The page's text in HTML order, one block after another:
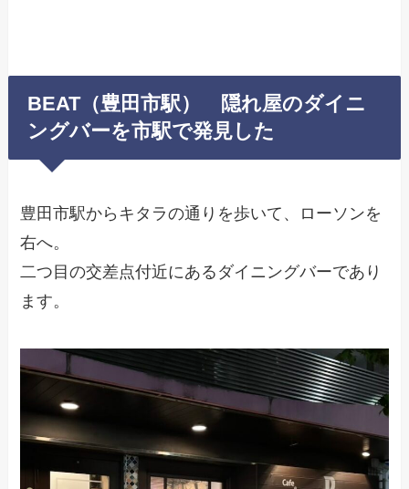
BEAT（豊田市駅） 隠れ屋のダイニ
ングバーを市駅で発見した
豊田市駅からキタラの通りを歩いて、ローソンを
右へ。
二つ目の交差点付近にあるダイニングバーであり
ます。